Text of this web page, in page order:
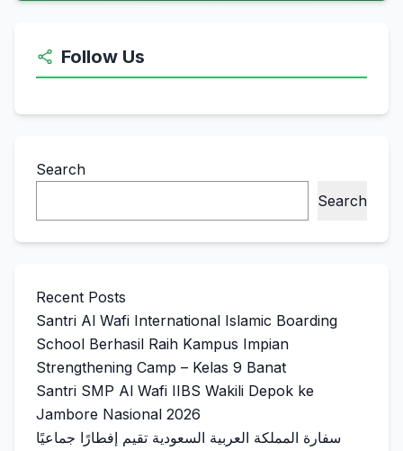
Follow Us
Search
Search
Recent Posts
Santri Al Wafi International Islamic Boarding
School Berhasil Raih Kampus Impian
Strengthening Camp – Kelas 9 Banat
Santri SMP Al Wafi IIBS Wakili Depok ke
Jambore Nasional 2026
سفارة المملكة العربية السعودية تقيم إفطارًا جماعيًا